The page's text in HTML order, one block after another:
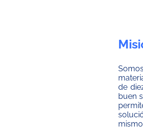
de
buen